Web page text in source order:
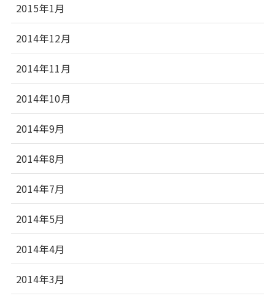
2015年1月
2014年12月
2014年11月
2014年10月
2014年9月
2014年8月
2014年7月
2014年5月
2014年4月
2014年3月